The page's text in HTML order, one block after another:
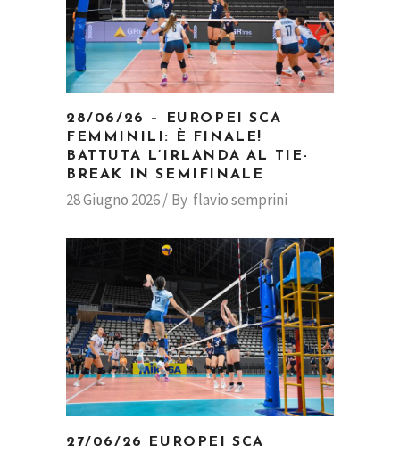
28/06/26 – EUROPEI SCA
FEMMINILI: È FINALE!
BATTUTA L’IRLANDA AL TIE-
BREAK IN SEMIFINALE
28 Giugno 2026 By flavio semprini
27/06/26 EUROPEI SCA